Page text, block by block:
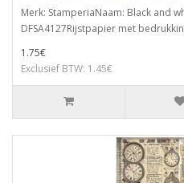
Merk: StamperiaNaam: Black and
DFSA4127Rijstpapier met
1.75€
Exclusief BTW: 1.45€